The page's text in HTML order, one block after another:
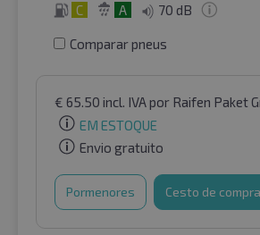
C A 70 dB
Comparar pneus
€ 65.50 incl. IVApor Raifen Paket
EM ESTOQUE
Envio gratuito
Pormenores Cesto de